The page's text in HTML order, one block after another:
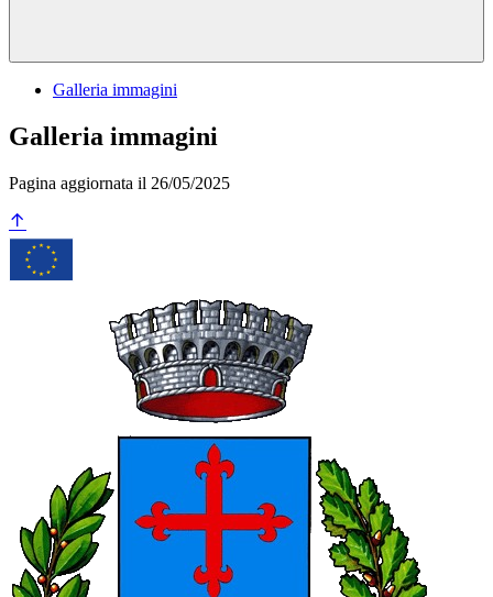
Galleria immagini
Galleria immagini
Pagina aggiornata il 26/05/2025